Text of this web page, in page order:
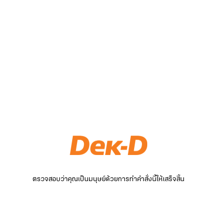
ตรวจสอบว่าคุณเป็นมนุษย์ด้วยการทำคำสั่งนี้ให้เสร็จสิ้น